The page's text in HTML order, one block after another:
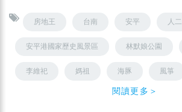
房地王 台南 安平 人二
安平港國家歷史風景區 林默娘公園
李維祀 媽祖 海豚 風箏
閱讀更多＞